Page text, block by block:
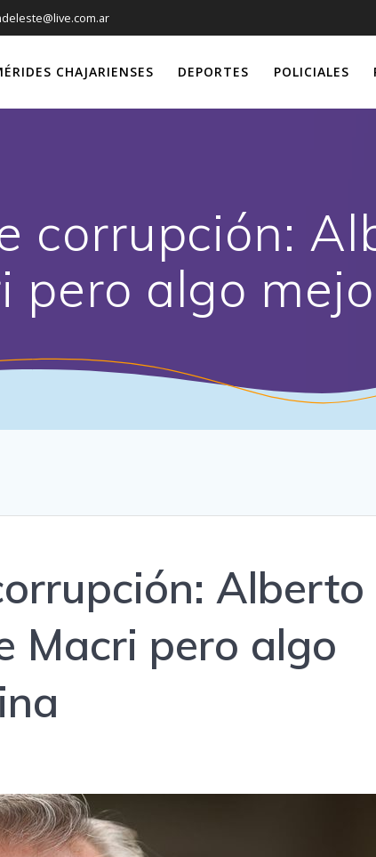
CHAJARIENSES DEPORTES POLICIALES
corrupción:
pero algo
Alberto
Macri pero algo